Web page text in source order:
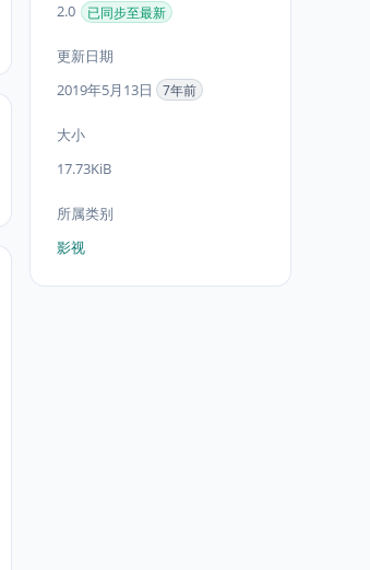
2.0
已同步至最新
更新日期
2019年5月13日
7年前
大小
17.73KiB
所属类别
影视